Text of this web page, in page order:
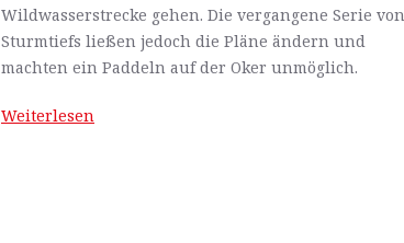
Wildwasserstrecke gehen. Die vergangene Serie von
Sturmtiefs ließen jedoch die Pläne ändern und
machten ein Paddeln auf der Oker unmöglich.
Weiterlesen